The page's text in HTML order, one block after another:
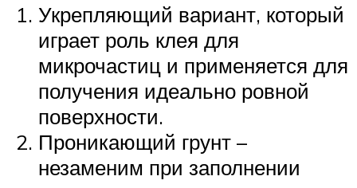
Укрепляющий вариант, который
играет роль клея для
микрочастиц и применяется для
получения идеально ровной
поверхности.
Проникающий грунт –
незаменим при заполнении